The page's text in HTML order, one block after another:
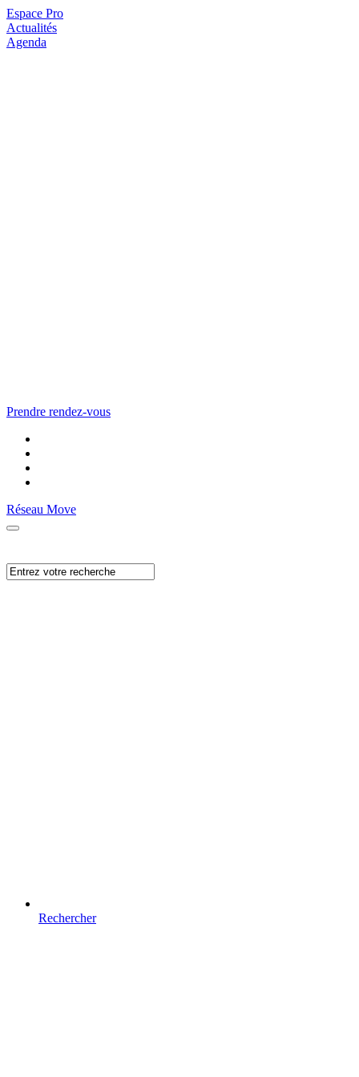
Espace Pro
Actualités
Agenda
Prendre rendez-vous
Réseau Move
Rechercher